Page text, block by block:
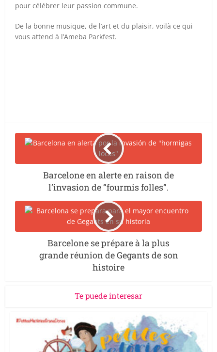
pour célébrer leur passion commune.
De la bonne musique, de l’art et du plaisir, voilà ce qui
vous attend à l’Ameba Parkfest.
Barcelone en alerte en raison de
l’invasion de “fourmis folles”.
Barcelone se prépare à la plus
grande réunion de Gegants de son
histoire
Te puede interesar